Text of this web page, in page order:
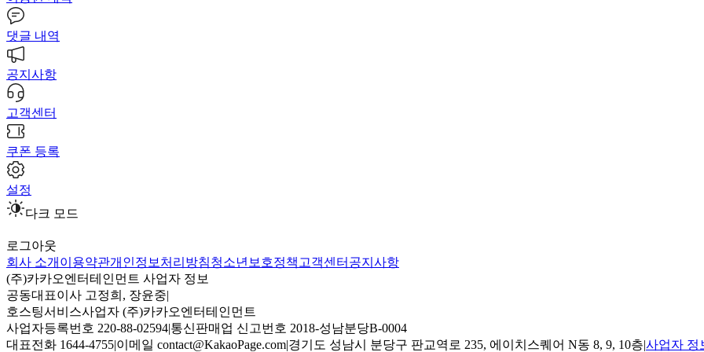
댓글 내역
공지사항
고객센터
쿠폰 등록
설정
다크 모드
로그아웃
회사 소개 이용약관개인정보처리방침청소년보호정책 고객센터 공지사항
(주)카카오엔터테인먼트 사업자 정보
공동대표이사 고정희, 장윤중|
호스팅서비스사업자 (주)카카오엔터테인먼트
사업자등록번호 220-88-02594|통신판매업 신고번호 2018-성남분당B-0004
대표전화 1644-4755|이메일 contact@KakaoPage.com|경기도 성남시 분당구 판교역로 235, 에이치스퀘어 N동 8, 9, 10층|사업자 정